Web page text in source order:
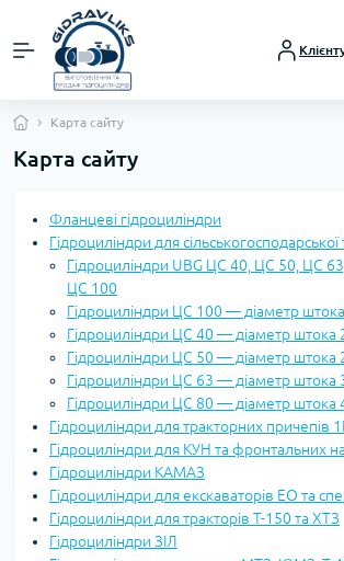
Карта сайту
Карта сайту
Фланцеві гідроциліндри
Гідроциліндри для сільськогосподарської
Гідроциліндри UBG ЦС 40, ЦС 50, ЦС
ЦС 100
Гідроциліндри ЦС 100 — діаметр
Гідроциліндри ЦС 40 — діаметр штока
Гідроциліндри ЦС 50 — діаметр штока
Гідроциліндри ЦС 63 — діаметр штока
Гідроциліндри ЦС 80 — діаметр штока
Гідроциліндри для тракторних
Гідроциліндри для КУН та фронтальних
Гідроциліндри КАМАЗ
Гідроциліндри для екскаваторів ЕО та
Гідроциліндри для тракторів Т-150 та ХТЗ
Гідроциліндри ЗІЛ